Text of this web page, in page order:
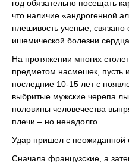
год обязательно посещать
что наличие «андрогенной
плешивость ученые,
ишемической болезни сердца.
На протяжении многих
предметом насмешек, пусть
последние 10-15 лет с
выбритые мужские черепа
половины человечества
плечи – но ненадолго…
Удар пришел с неожиданной
Сначала французские, а